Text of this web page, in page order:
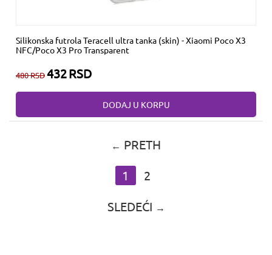
Silikonska futrola Teracell ultra tanka (skin) - Xiaomi Poco X3
NFC/Poco X3 Pro Transparent
480RSD432RSD
DODAJ U KORPU
PRETH
1 2
SLEDEĆI